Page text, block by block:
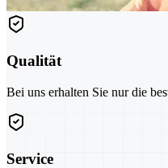
Qualität
Bei uns erhalten Sie nur die
Service